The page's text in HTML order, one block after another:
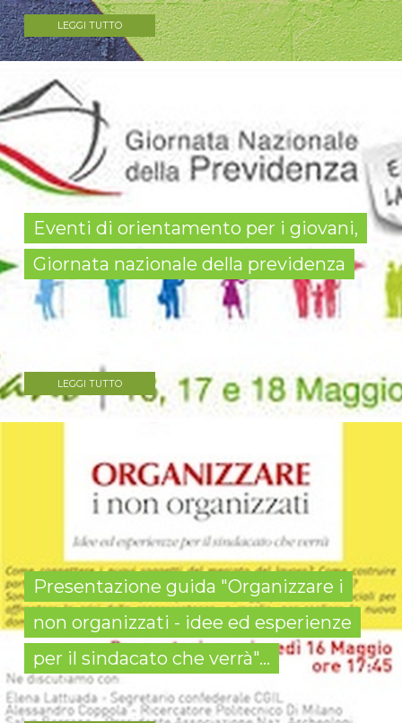
LEGGI TUTTO
Eventi di orientamento per i giovani,
Giornata nazionale della previdenza
MILANO sabato 18 maggio si terranno una serie di eventi
LEGGI TUTTO
Presentazione guida "Organizzare i
non organizzati - idee ed esperienze
per il sindacato che verrà"...